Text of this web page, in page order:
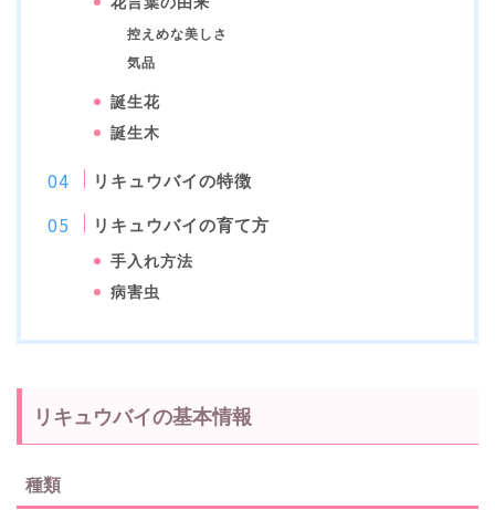
控えめな美しさ
気品
誕生花
誕生木
リキュウバイの特徴
リキュウバイの育て方
手入れ方法
病害虫
リキュウバイの基本情報
種類